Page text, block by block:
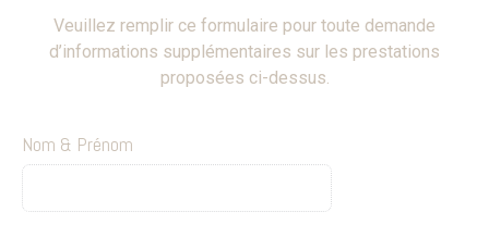
Veuillez remplir ce formulaire pour toute demande
d’informations supplémentaires sur les prestations
proposées ci-dessus.
Nom & Prénom